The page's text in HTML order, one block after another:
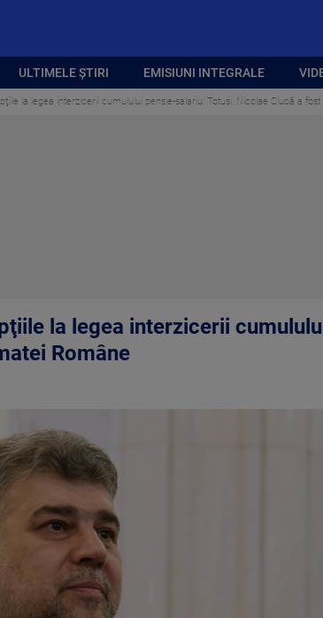
ULTIMELE ȘTIRI EMISIUNI INTEGRALE
la legea interzicerii cumulului pensie-salariu: Totuşi, Nicolae Ciucă a
la legea interzicerii
Române